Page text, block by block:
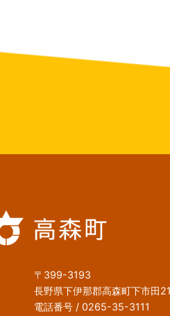
〒399-3193
長野県下伊那郡高森町下市田
電話番号 / 0265-35-3111